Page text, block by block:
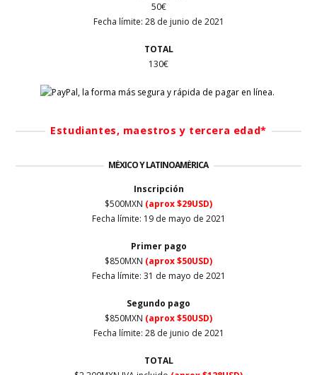
50€
Fecha límite: 28 de junio de 2021
TOTAL
130€
Estudiantes, maestros y tercera edad*
MÉXICO Y LATINOAMÉRICA
Inscripción
$500MXN (aprox $29USD)
Fecha límite: 19 de mayo de 2021
Primer pago
$850MXN (aprox $50USD)
Fecha límite: 31 de mayo de 2021
Segundo pago
$850MXN (aprox $50USD)
Fecha límite: 28 de junio de 2021
TOTAL